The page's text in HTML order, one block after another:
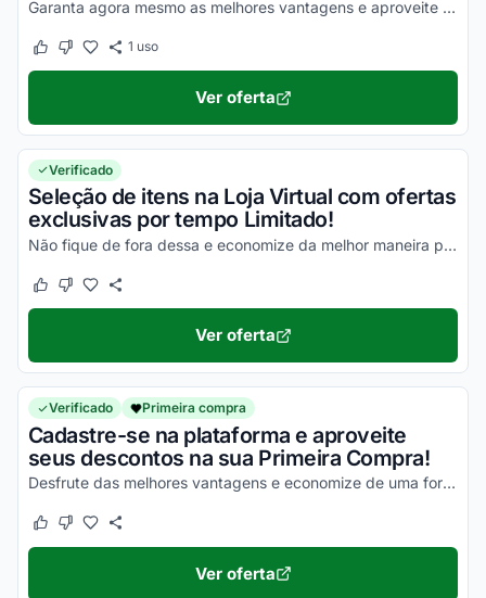
Garanta agora mesmo as melhores vantagens e aproveite para economizar de uma forma simples!
Este cupom funcionou
Este cupom não funcionou
1 uso
Ver oferta
Verificado
Seleção de itens na Loja Virtual com ofertas
exclusivas por tempo Limitado!
Não fique de fora dessa e economize da melhor maneira possível nas suas compras!
Este cupom funcionou
Este cupom não funcionou
Ver oferta
Verificado Primeira compra
Cadastre-se na plataforma e aproveite
seus descontos na sua Primeira Compra!
Desfrute das melhores vantagens e economize de uma forma simples agora mesmo!
Este cupom funcionou
Este cupom não funcionou
Ver oferta